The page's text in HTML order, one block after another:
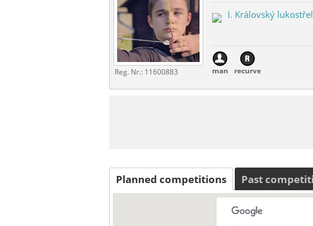
Reg. Nr.: 11600883
I. Královský
man recurve
Planned competitions Past